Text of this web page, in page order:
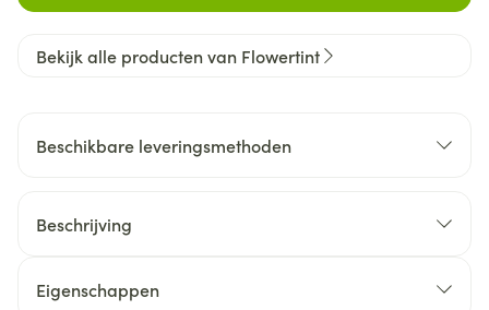
Bekijk alle producten van Flowertint
Beschikbare leveringsmethoden
Beschrijving
Eigenschappen